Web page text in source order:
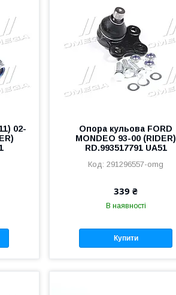
02-
Опора кульова FORD
MONDEO 93-00 (RIDER)
RD.993517791 UA51
291296557-omg
339 ₴
В наявності
Купити